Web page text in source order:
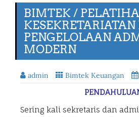
BIMTEK /
KESEKRETARIATAN
PENGELOLAAN
MODERN
admin Bimtek Keuangan
Sering kali sekretaris dan